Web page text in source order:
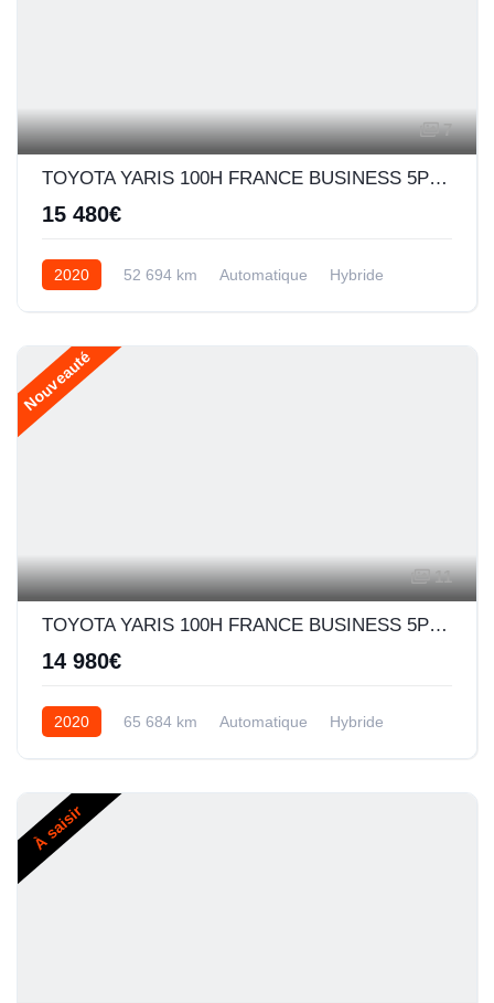
7
TOYOTA YARIS 100H FRANCE BUSINESS 5P MY19
15 480€
2020 52 694 km Automatique Hybride
Nouveauté
11
TOYOTA YARIS 100H FRANCE BUSINESS 5P MY19
14 980€
2020 65 684 km Automatique Hybride
À saisir